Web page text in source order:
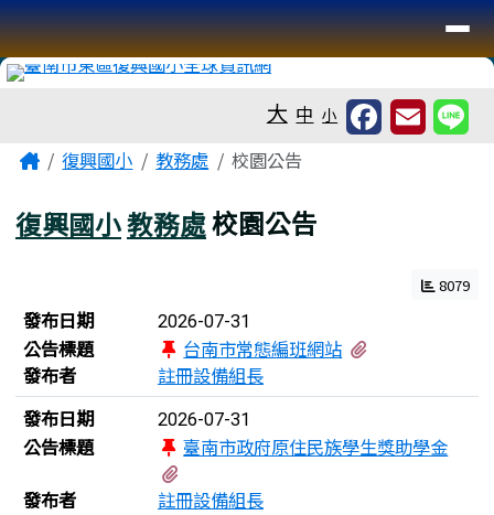
跳至主內容區
臺南市復興國小全球資訊網
導覽列
大 中 小
主內容區域
Home復興國小 教務處 校園公告
復興國小教務處校園公告
8079
新聞列表
發布日期 2026-07-31
公告標題 台南市常態編班網站
發布者
註冊設備組長
發布日期
2026-07-31
公告標題
臺南市政府原住民族學生獎助學金
發布者
註冊設備組長
頁尾區域